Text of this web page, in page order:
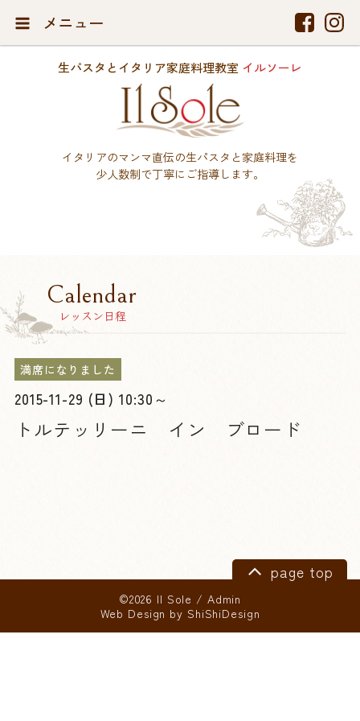
メニュー
生パスタとイタリア家庭料理教室 イルソーレ
イタリアのマンマ直伝の生パスタと家庭料理を
少人数制で丁寧にご指導します。
Calendar
レッスン日程
満席になりました
2015-11-29 (日) 10:30～
トルテッリーニ イン ブロード
page top
©2026 Il Sole / Admin
Web Design by ShiShiDesign